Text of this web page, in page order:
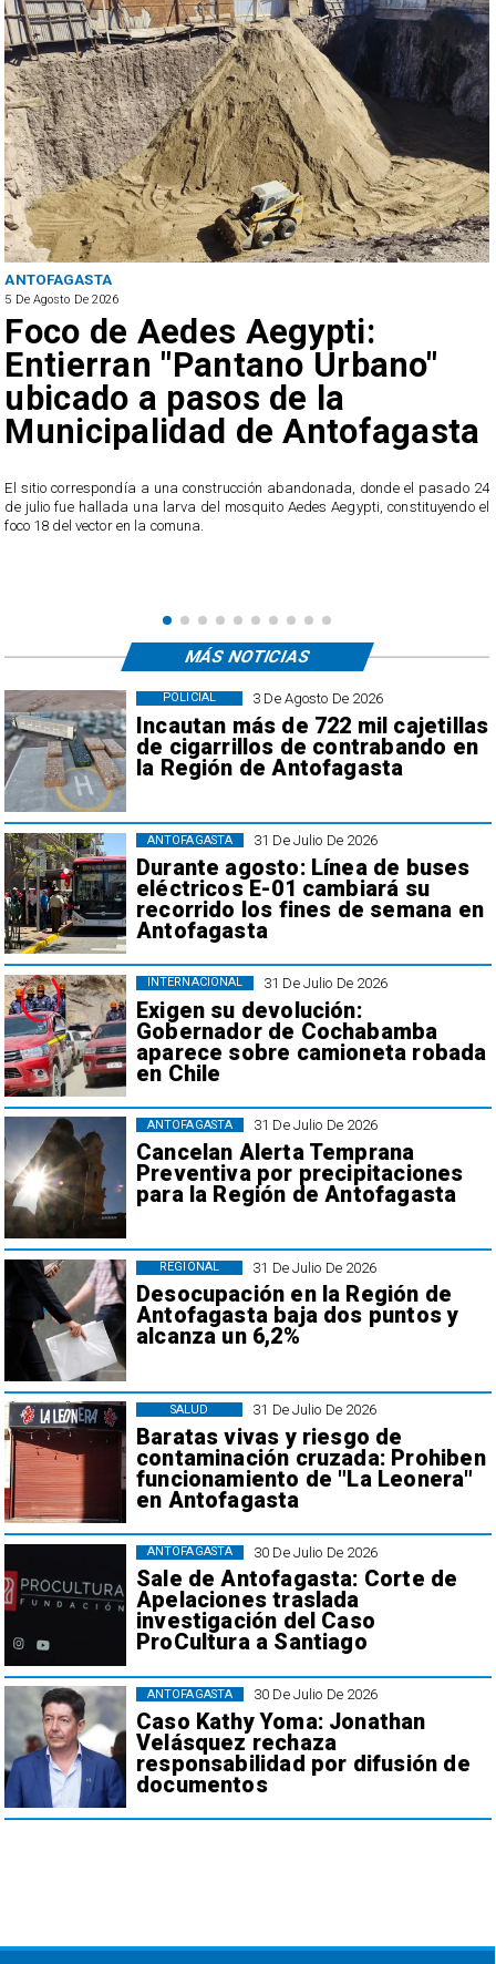
ANTOFAGASTA
5 De Agosto De 2026
Foco de Aedes Aegypti:
Entierran "Pantano Urbano"
ubicado a pasos de la
Municipalidad de Antofagasta
El sitio correspondía a una construcción abandonada, donde el pasado 24
de julio fue hallada una larva del mosquito Aedes Aegypti, constituyendo el
foco 18 del vector en la comuna.
3 De Agosto De 2026
Incautan más de 722 mil cajetillas
de cigarrillos de contrabando en
la Región de Antofagasta
POLICIAL
31 De Julio De 2026
Durante agosto: Línea de buses
eléctricos E-01 cambiará su
recorrido los fines de semana en
Antofagasta
ANTOFAGASTA
31 De Julio De 2026
Exigen su devolución:
Gobernador de Cochabamba
aparece sobre camioneta robada
en Chile
INTERNACIONAL
31 De Julio De 2026
Cancelan Alerta Temprana
Preventiva por precipitaciones
para la Región de Antofagasta
ANTOFAGASTA
31 De Julio De 2026
Desocupación en la Región de
Antofagasta baja dos puntos y
alcanza un 6,2%
REGIONAL
31 De Julio De 2026
Baratas vivas y riesgo de
contaminación cruzada: Prohiben
funcionamiento de "La Leonera"
en Antofagasta
SALUD
30 De Julio De 2026
Sale de Antofagasta: Corte de
Apelaciones traslada
investigación del Caso
ProCultura a Santiago
ANTOFAGASTA
30 De Julio De 2026
Caso Kathy Yoma: Jonathan
Velásquez rechaza
responsabilidad por difusión de
documentos
ANTOFAGASTA
MÁS NOTICIAS